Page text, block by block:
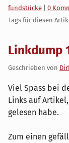
Kategorien:
fundstücke
0
Tags für diesen
Linkdump
Geschrieben von
Viel Spass bei
Links auf
gelesen habe.
Zum einen